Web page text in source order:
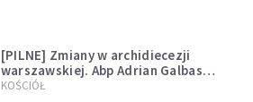
[PILNE] Zmiany w archidiecezji
warszawskiej. Abp Adrian Galbas
wręczył dekrety nowym proboszczom
KOŚCIÓŁ